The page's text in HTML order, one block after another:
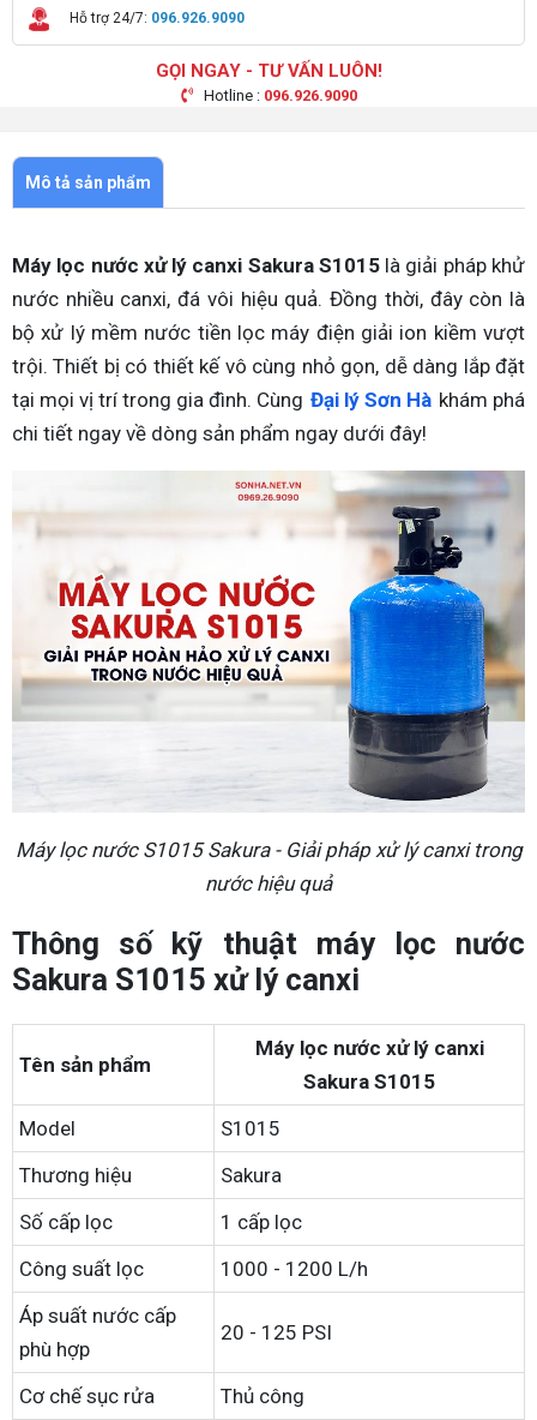
Hỗ trợ 24/7: 096.926.9090
GỌI NGAY - TƯ VẤN LUÔN!
Hotline : 096.926.9090
Mô tả sản phẩm
Máy lọc nước xử lý canxi Sakura S1015là giải pháp khử
nước nhiều canxi, đá vôi hiệu quả. Đồng thời, đây còn là
bộ xử lý mềm nước tiền lọc máy điện giải ion kiềm vượt
trội. Thiết bị có thiết kế vô cùng nhỏ gọn, dễ dàng lắp đặt
tại mọi vị trí trong gia đình. Cùng Đại lý Sơn Hà khám phá
chi tiết ngay về dòng sản phẩm ngay dưới đây!
Máy lọc nước S1015 Sakura - Giải pháp xử lý canxi trong
nước hiệu quả
Thông số kỹ thuật máy lọc nước
Sakura S1015 xử lý canxi
Tên sản phẩm
Máy lọc nước xử lý canxi
Sakura S1015
Model
S1015
Thương hiệu
Sakura
Số cấp lọc
1 cấp lọc
Công suất lọc
1000 - 1200 L/h
Áp suất nước cấp
phù hợp
20 - 125 PSI
Cơ chế sục rửa Thủ công